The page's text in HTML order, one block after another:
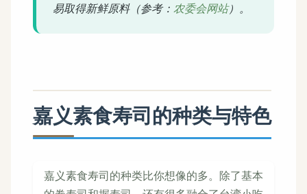
易取得新鲜原料（参考： 农委会网站）。
嘉义素食寿司的种类与特色
嘉义素食寿司的种类比你想像的多。除了基本